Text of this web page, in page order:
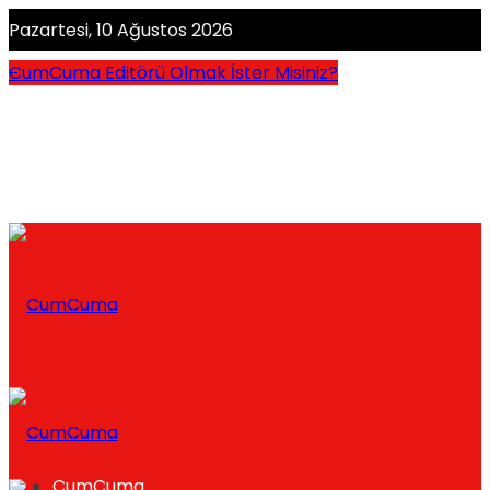
Pazartesi, 10 Ağustos 2026
CumCuma Editörü Olmak İster Misiniz?